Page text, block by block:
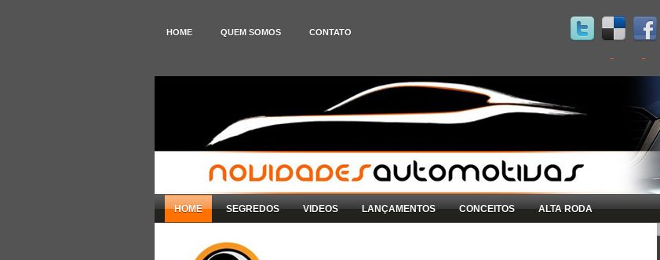
HOME QUEM SOMOS CONTATO
HOME SEGREDOS VIDEOS LANÇAMENTOS CONCEITOS ALTA RODA